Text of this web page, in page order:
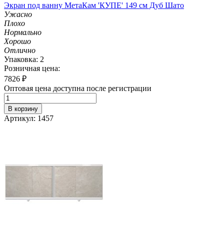
Экран под ванну МетаКам 'КУПЕ' 149 см Дуб Шато
Ужасно
Плохо
Нормально
Хорошо
Отлично
Упаковка: 2
Розничная цена:
7826 ₽
Оптовая цена доступна после регистрации
В корзину
Артикул: 1457